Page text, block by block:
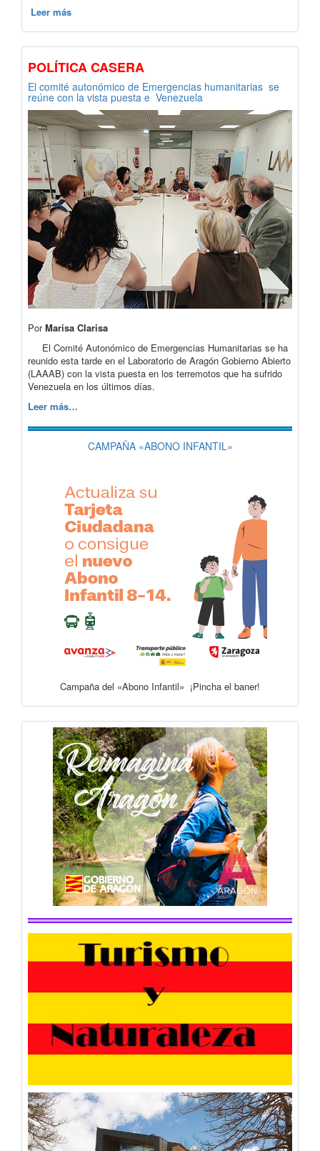
Leer más
POLÍTICA CASERA
El comité autonómico de Emergencias humanitarias se
reúne con la vista puesta e Venezuela
PorMarisa Clarisa
El Comité Autonómico de Emergencias Humanitarias se ha
reunido esta tarde en el Laboratorio de Aragón Gobierno Abierto
(LAAAB) con la vista puesta en los terremotos que ha sufrido
Venezuela en los últimos días.
Leer más…
CAMPAÑA «ABONO INFANTIL»
Campaña del «Abono Infantil» ¡Pincha el baner!